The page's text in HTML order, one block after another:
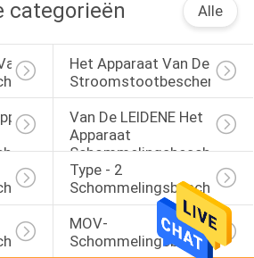
categorieën Alle
De
Het Apparaat Van De
Stroomstootbescherming
Van De LEIDENE Het
Apparaat
Type - 2
Schommelingsbeschermer
MOV-